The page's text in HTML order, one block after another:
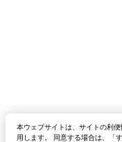
本ウェブサイトは、サイトの利
用します。 同意する場合は、「